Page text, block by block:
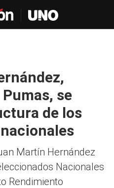
se
de los
Martín Hernández
Nacionales
Rendimiento